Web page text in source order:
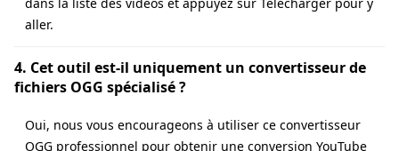
aller.
4. Cet outil est-il uniquement un convertisseur de
fichiers OGG spécialisé ?
Oui, nous vous encourageons à utiliser ce convertisseur
OGG professionnel pour obtenir une conversion YouTube